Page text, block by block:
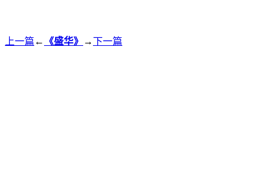
上一篇 ← 《盛华》 →下一篇